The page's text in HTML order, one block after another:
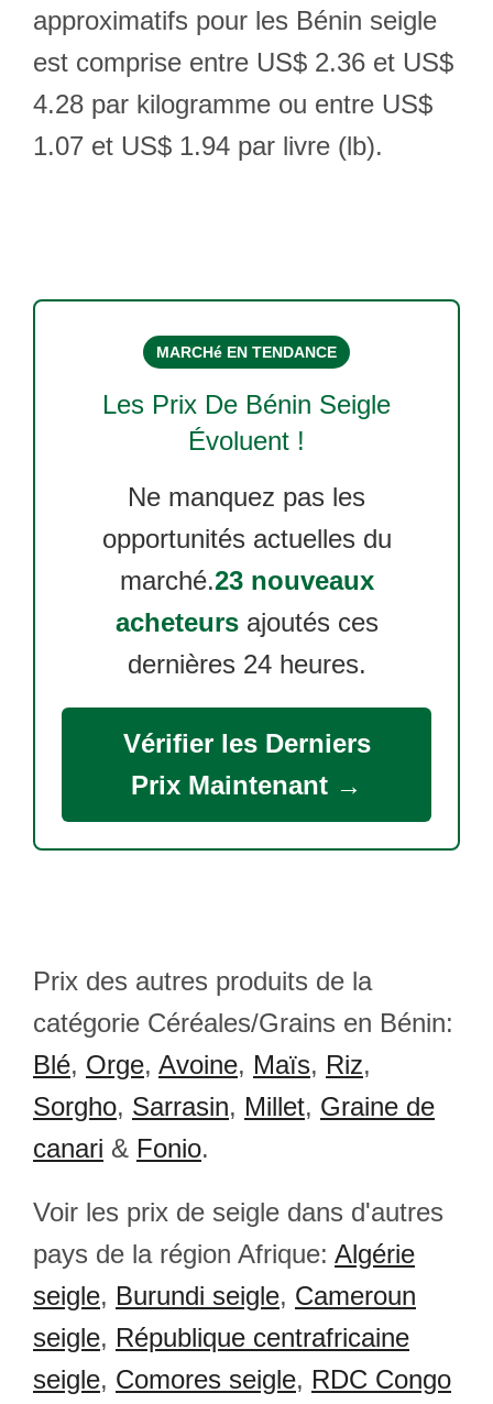
approximatifs pour les Bénin seigle
est comprise entre US$ 2.36 et US$
4.28 par kilogramme ou entre US$
1.07 et US$ 1.94 par livre (lb).
MARCHé EN TENDANCE
Les Prix De Bénin Seigle
Évoluent !
Ne manquez pas les
opportunités actuelles du
marché.23 nouveaux
acheteursajoutés ces
dernières 24 heures.
Vérifier les Derniers
Prix Maintenant →
Prix des autres produits de la
catégorie Céréales/Grains en Bénin:
Blé, Orge, Avoine, Maïs, Riz,
Sorgho, Sarrasin, Millet, Graine de
canari & Fonio.
Voir les prix de seigle dans d'autres
pays de la région Afrique: Algérie
seigle, Burundi seigle, Cameroun
seigle, République centrafricaine
seigle, Comores seigle, RDC Congo